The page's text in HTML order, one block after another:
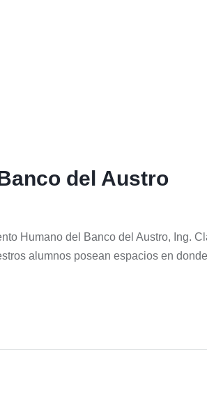
del Austro
Humano del Banco del Austro, Ing.
alumnos posean espacios en